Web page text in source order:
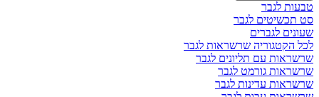
טבעות לגבר
סט תכשיטים לגבר
שעונים לגברים
לכל הקטגוריה שרשראות לגבר
שרשראות עם תליונים לגבר
שרשראות גורמט לגבר
שרשראות עדינות לגבר